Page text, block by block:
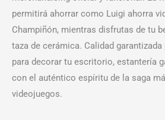
permitirá ahorrar como Luigi ahorra
Champiñón, mientras disfrutas de tu
taza de cerámica. Calidad
para decorar tu escritorio, estantería
con el auténtico espíritu de la saga
videojuegos.